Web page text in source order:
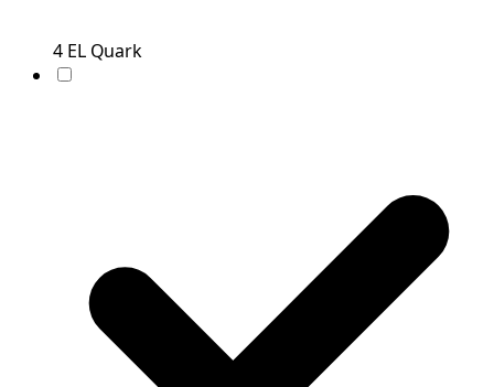
4 EL Quark